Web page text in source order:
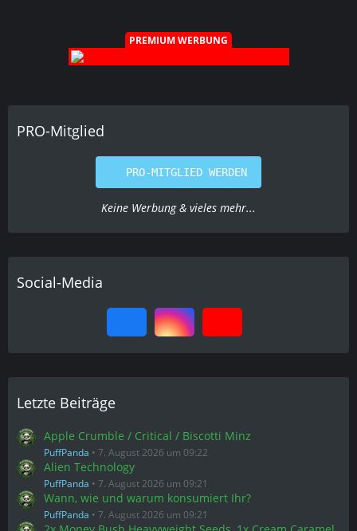
PREMIUM WERBUNG
PRO-Mitglied
PRO-MITGLIED WERDEN
Keine Werbung & vieles mehr...
Social-Media
Letzte Beiträge
Apple Crumble / Critical / Biscotti Minz
PuffPanda 7. August 2026 um 09:22
Alien Technology
PuffPanda 7. August 2026 um 09:21
Wann, wie und warum konsumiert Ihr?
PuffPanda 7. August 2026 um 09:21